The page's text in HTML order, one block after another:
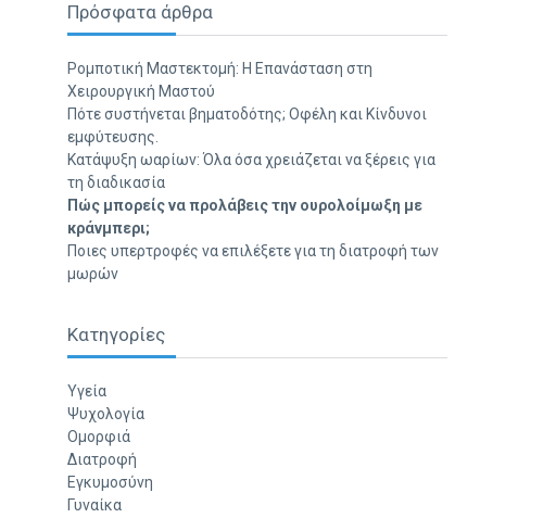
Πρόσφατα άρθρα
Ρομποτική Μαστεκτομή: Η Επανάσταση στη
Χειρουργική Μαστού
Πότε συστήνεται βηματοδότης; Οφέλη και Κίνδυνοι
εμφύτευσης.
Κατάψυξη ωαρίων: Όλα όσα χρειάζεται να ξέρεις για
τη διαδικασία
Πώς μπορείς να προλάβεις την ουρολοίμωξη με
κράνμπερι;
Ποιες υπερτροφές να επιλέξετε για τη διατροφή των
μωρών
Κατηγορίες
Υγεία
Ψυχολογία
Ομορφιά
Διατροφή
Εγκυμοσύνη
Γυναίκα